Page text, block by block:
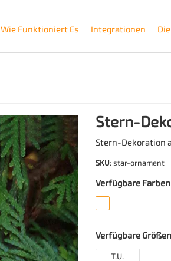
Wie Funktioniert Es Integrationen
Stern-
Stern-Dekoration
SKU: star-ornament
Verfügbare Farben
Verfügbare Größen
T.U.